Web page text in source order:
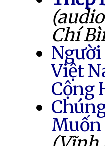
Chí
Việt
Cộng
Muốn